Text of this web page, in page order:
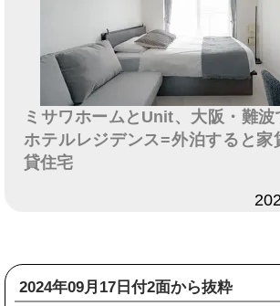
ミサワホームとUnit、大阪・難波
ホテルレジデンス=外泊すると家
貸住宅
2024年09月17日付2面から抜粋